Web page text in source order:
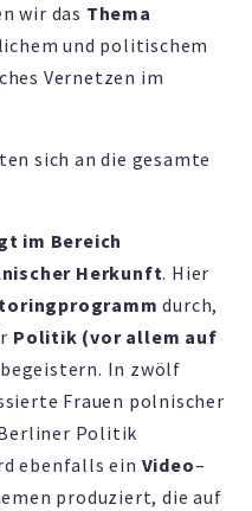
wir das Thema
und politischem
Vernetzen im
sich an die gesamte
im Bereich
Herkunft. Hier
durch,
Politik (vor allem auf
In zwölf
Frauen polnischer
Politik
ebenfalls ein Video–
produziert, die auf